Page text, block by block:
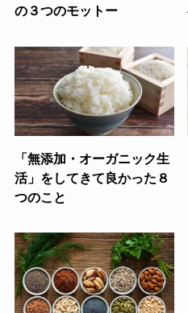
の３つのモットー
「無添加・オーガニック生
活」をしてきて良かった８
つのこと